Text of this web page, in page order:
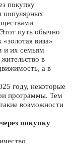
покупку
популярных
путь обычно
виза»
и их семьям
в
а в
году, некоторые
программы. Тем
возможности
покупку